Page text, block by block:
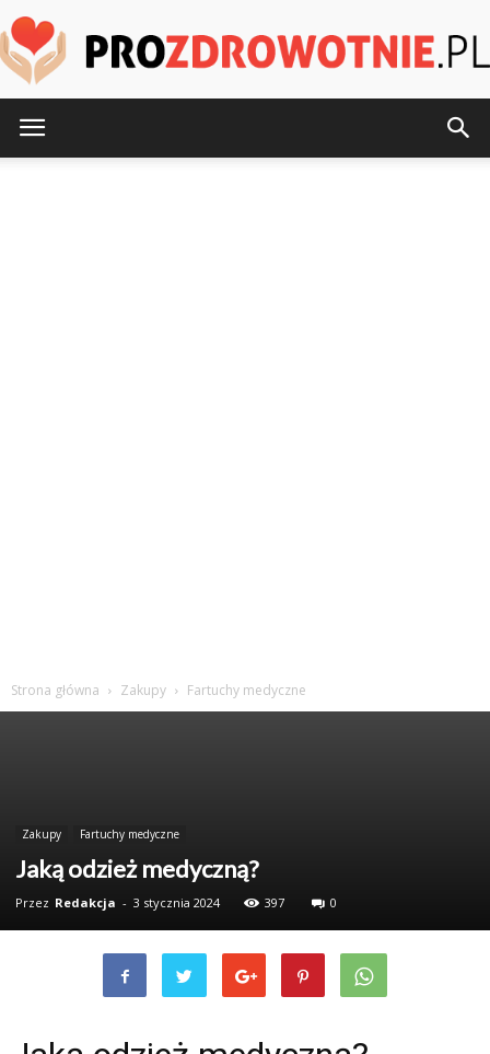
Strona główna Zakupy Fartuchy medyczne
Zakupy Fartuchy medyczne
Jaką odzież medyczną?
Przez Redakcja - 3 stycznia 2024 397 0